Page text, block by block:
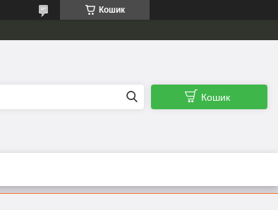
Кошик
Кошик